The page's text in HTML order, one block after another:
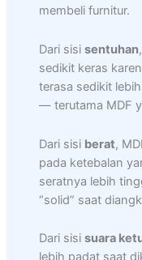
membeli furnitur.
Dari sisi sentuhan
sedikit keras
terasa sedikit
— terutama MDF
Dari sisi berat,
pada ketebalan
seratnya lebih
“solid” saat
Dari sisi suara
lebih padat saat